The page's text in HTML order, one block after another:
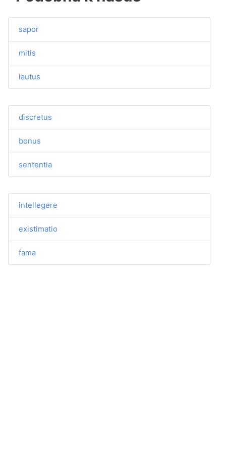
sapor
mitis
lautus
discretus
bonus
sententia
intellegere
existimatio
fama